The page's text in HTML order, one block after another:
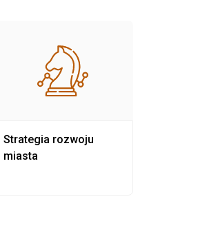
Strategia rozwoju
miasta